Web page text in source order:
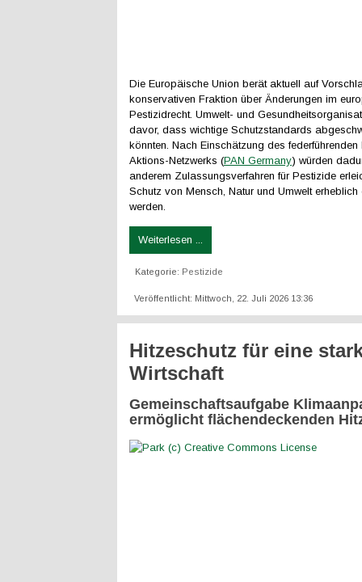
Die Europäische Union berät aktuell auf
konservativen Fraktion über Änderungen im
Pestizidrecht. Umwelt- und
davor, dass wichtige Schutzstandards
könnten. Nach Einschätzung des federführenden
Aktions-Netzwerks (PAN Germany) würden
anderem Zulassungsverfahren für Pestizide
Schutz von Mensch, Natur und Umwelt erheblich
werden.
Weiterlesen ...
Kategorie: Pestizide
Veröffentlicht: Mittwoch, 22. Juli 2026 13:36
Hitzeschutz für eine
Wirtschaft
Gemeinschaftsaufgabe
ermöglicht flächendeckenden